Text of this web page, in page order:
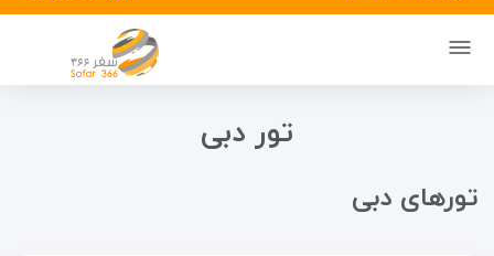
تور دبی
تور‌های دبی